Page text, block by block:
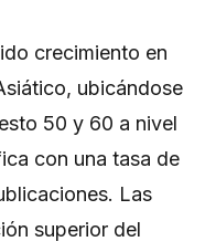
crecimiento en
ubicándose
50 y 60 a nivel
con una tasa de
Las
superior del